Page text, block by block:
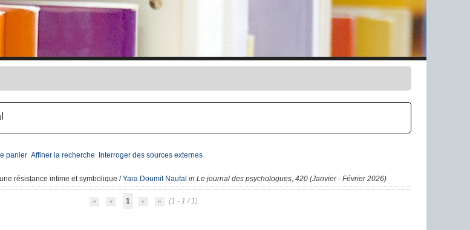
panier Affiner la recherche Interroger des sources externes
résistance intime et symbolique /Yara Doumit Naufal in Le journal des psychologues, 420 (Janvier - Février 2026)
1 (1 - 1 / 1)